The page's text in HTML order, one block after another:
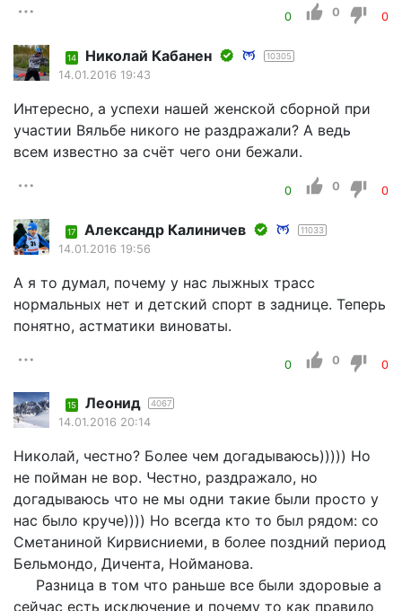
0 0 0
14 Николай Кабанен 10305
14.01.2016 19:43
Интересно, а успехи нашей женской сборной при
участии Вяльбе никого не раздражали? А ведь
всем известно за счёт чего они бежали.
0 0 0
17 Александр Калиничев 11033
14.01.2016 19:56
А я то думал, почему у нас лыжных трасс
нормальных нет и детский спорт в заднице. Теперь
понятно, астматики виноваты.
0 0 0
15 Леонид 4067
14.01.2016 20:14
Николай, честно? Более чем догадываюсь))))) Но
не пойман не вор. Честно, раздражало, но
догадываюсь что не мы одни такие были просто у
нас было круче)))) Но всегда кто то был рядом: со
Сметаниной Кирвисниеми, в более поздний период
Бельмондо, Дичента, Нойманова.
Разница в том что раньше все были здоровые а
сейчас есть исключение и почему то как правило